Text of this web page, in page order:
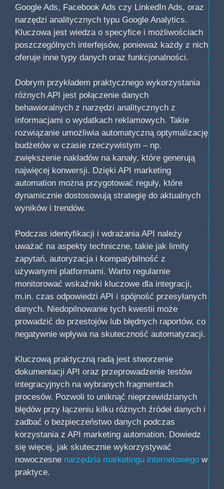
Google Ads, Facebook Ads czy LinkedIn Ads, oraz
narzędzi analitycznych typu Google Analytics.
Kluczowa jest wiedza o specyfice i możliwościach
poszczególnych interfejsów, ponieważ każdy z nich
oferuje inne typy danych oraz funkcjonalności.
Dobrym przykładem praktycznego wykorzystania
różnych API jest połączenie danych
behawioralnych z narzędzi analitycznych z
informacjami o wydatkach reklamowych. Takie
rozwiązanie umożliwia automatyczną optymalizację
budżetów w czasie rzeczywistym – np.
zwiększenie nakładów na kanały, które generują
najwięcej konwersji. Dzięki API marketing
automation można przygotować reguły, które
dynamicznie dostosowują strategię do aktualnych
wyników i trendów.
Podczas identyfikacji i wdrażania API należy
uważać na aspekty techniczne, takie jak limity
zapytań, autoryzacja i kompatybilność z
używanymi platformami. Warto regularnie
monitorować wskaźniki kluczowe dla integracji,
m.in. czas odpowiedzi API i spójność przesyłanych
danych. Niedopilnowanie tych kwestii może
prowadzić do przestojów lub błędnych raportów, co
negatywnie wpływa na skuteczność automatyzacji.
Kluczową praktyczną radą jest stworzenie
dokumentacji API oraz przeprowadzenie testów
integracyjnych na wybranych fragmentach
procesów. Pozwoli to uniknąć nieprzewidzianych
błędów przy łączeniu kilku różnych źródeł danych i
zadbać o bezpieczeństwo danych podczas
korzystania z API marketing automation. Dowiedz
się więcej, jak skutecznie wykorzystywać
nowoczesne narzędzia marketingu internetowego w
praktyce.